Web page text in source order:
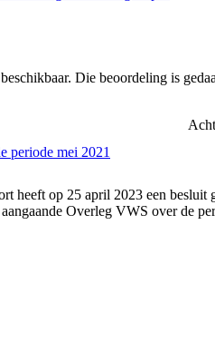
Die beoordeling is
periode mei 2021
heeft op 25 april 2023 een
Overleg VWS over de